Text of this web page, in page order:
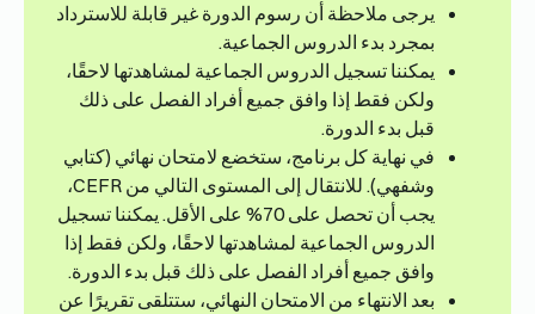
يرجى ملاحظة أن رسوم الدورة غير قابلة للاسترداد
بمجرد بدء الدروس الجماعية.
يمكننا تسجيل الدروس الجماعية لمشاهدتها لاحقًا،
ولكن فقط إذا وافق جميع أفراد الفصل على ذلك
قبل بدء الدورة.
في نهاية كل برنامج، ستخضع لامتحان نهائي (كتابي
وشفهي). للانتقال إلى المستوى التالي من CEFR،
يجب أن تحصل على 70% على الأقل. يمكننا تسجيل
الدروس الجماعية لمشاهدتها لاحقًا، ولكن فقط إذا
وافق جميع أفراد الفصل على ذلك قبل بدء الدورة.
بعد الانتهاء من الامتحان النهائي، ستتلقى تقريرًا عن